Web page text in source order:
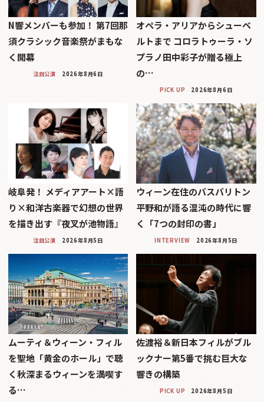
N響メンバーも参加！ 第7回那
須クラシック音楽祭がまもな
く開幕
注目公演 2026年8月6日
オペラ・アリアからシューベ
ルトまで コロラトゥーラ・ソ
プラノ田中彩子が贈る極上
の…
PICK UP 2026年8月6日
岐阜発！ メディアアート×語
り×和洋古楽器で幻想の世界
を描き出す『夜叉が池物語』
注目公演 2026年8月5日
ウィーン在住のバスバリトン
平野和が語る混沌の時代に響
く「7つの封印の書」
INTERVIEW 2026年8月5日
ムーティ＆ウィーン・フィル
を聖地「黄金のホール」で聴
く秋深まるウィーンを満喫す
る…
佐渡裕＆新日本フィルがブル
ックナー第5番で挑む巨大な
響きの構築
PICK UP 2026年8月5日